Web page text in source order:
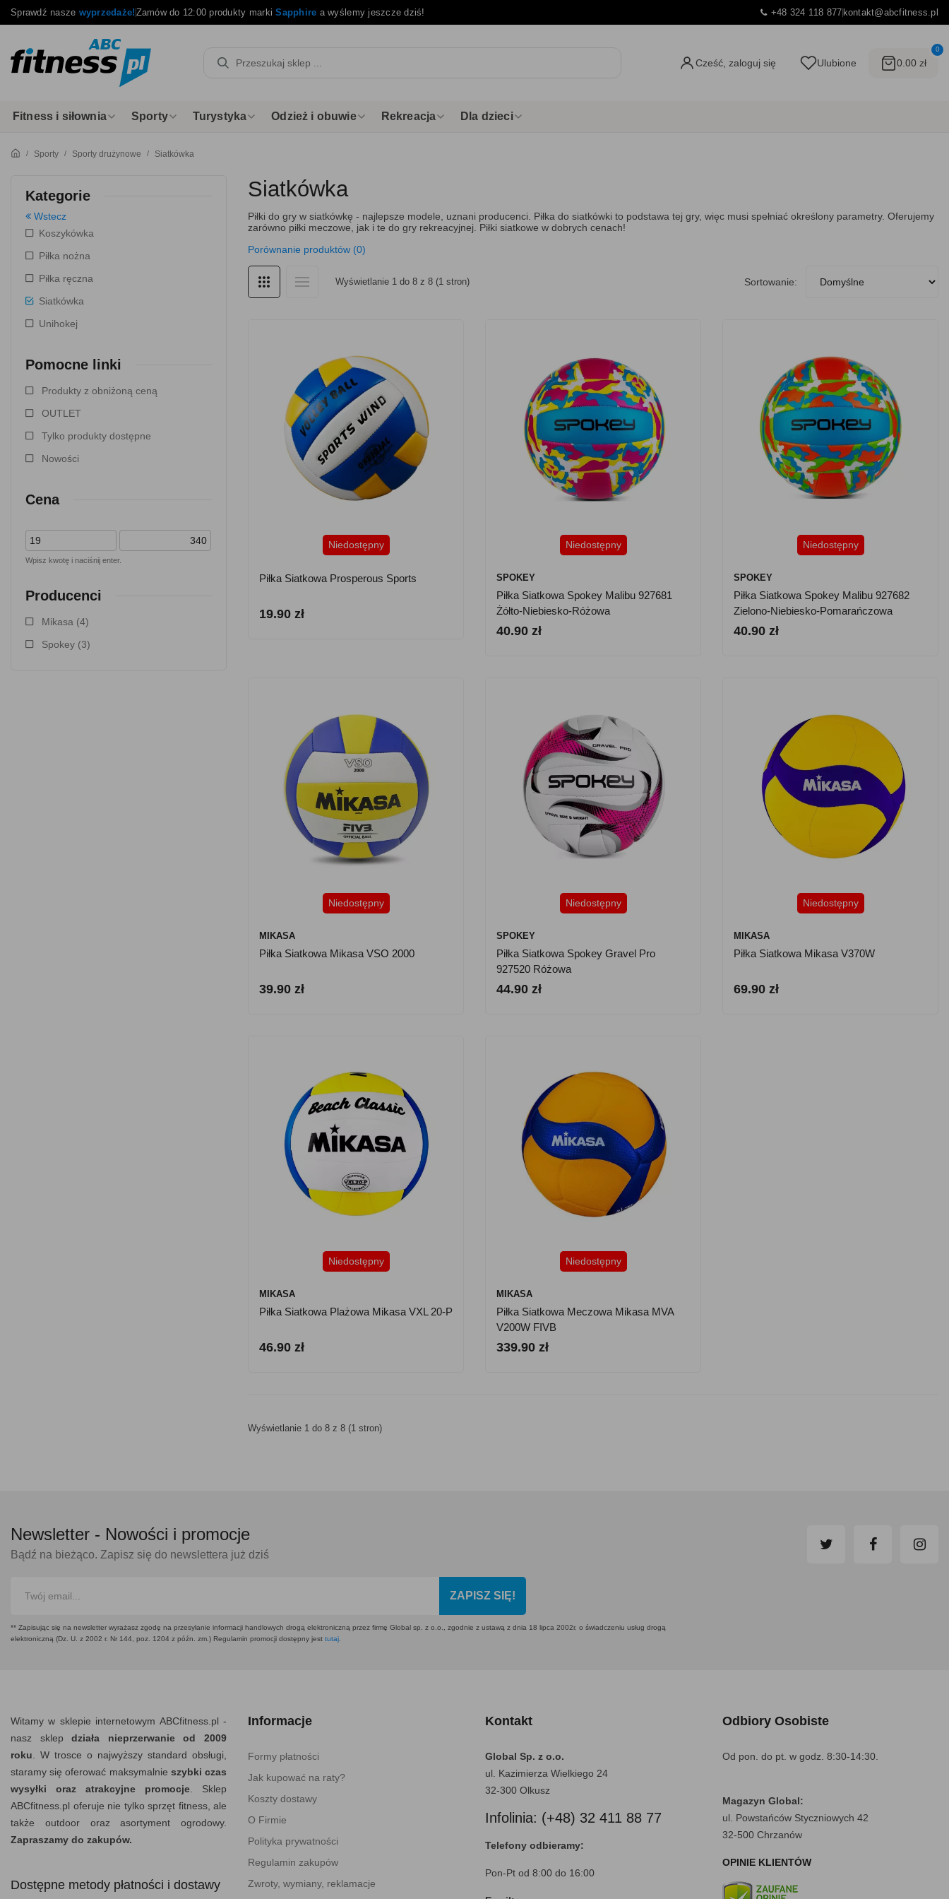
Sprawdź nasze wyprzedaże!Zamów do 12:00 produkty markiSapphire a wyślemy jeszcze dziś! +48 324 118 877kontakt@abcfitness.pl
Cześć, zaloguj się Ulubione
0
0.00 zł
Fitness i siłownia Sporty Turystyka Odzież i obuwie Rekreacja Dla dzieci
Sporty Sporty drużynowe Siatkówka
Kategorie
Wstecz
Koszykówka
Piłka nożna
Piłka ręczna
Siatkówka
Unihokej
Pomocne linki
Produkty z obniżoną ceną
OUTLET
Tylko produkty dostępne
Nowości
Cena
Wpisz kwotę i naciśnij enter.
Producenci
Mikasa (4)
Spokey (3)
Siatkówka
Piłki do gry w siatkówkę - najlepsze modele, uznani producenci. Piłka do siatkówki to podstawa tej gry, więc musi spełniać określony parametry. Oferujemy
zarówno piłki meczowe, jak i te do gry rekreacyjnej. Piłki siatkowe w dobrych cenach!
Porównanie produktów (0)
Wyświetlanie 1 do 8 z 8 (1 stron) Sortowanie:
Niedostępny
Piłka Siatkowa Prosperous Sports
19.90 zł
Niedostępny
SPOKEY
Piłka Siatkowa Spokey Malibu 927681
Żółto-Niebiesko-Różowa
40.90 zł
Niedostępny
SPOKEY
Piłka Siatkowa Spokey Malibu 927682
Zielono-Niebiesko-Pomarańczowa
40.90 zł
Niedostępny
MIKASA
Piłka Siatkowa Mikasa VSO 2000
39.90 zł
Niedostępny
SPOKEY
Piłka Siatkowa Spokey Gravel Pro
927520 Różowa
44.90 zł
Niedostępny
MIKASA
Piłka Siatkowa Mikasa V370W
69.90 zł
Niedostępny
MIKASA
Piłka Siatkowa Plażowa Mikasa VXL 20-P
46.90 zł
Niedostępny
MIKASA
Piłka Siatkowa Meczowa Mikasa MVA
V200W FIVB
339.90 zł
Wyświetlanie 1 do 8 z 8 (1 stron)
Newsletter - Nowości i promocje
Bądź na bieżąco. Zapisz się do newslettera już dziś
ZAPISZ SIĘ!
** Zapisując się na newsletter wyrażasz zgodę na przesyłanie informacji handlowych drogą elektroniczną przez firmę Global sp. z o.o., zgodnie z ustawą z dnia 18 lipca 2002r. o świadczeniu usług drogą
elektroniczną (Dz. U. z 2002 r. Nr 144, poz. 1204 z późn. zm.) Regulamin promocji dostępny jest tutaj
Witamy w sklepie internetowym ABCfitness.pl -
nasz sklepdziała nieprzerwanie od 2009
roku . W trosce o najwyższy standard obsługi,
staramy się oferować maksymalnie szybki czas
wysyłki oraz atrakcyjne promocje . Sklep
ABCfitness.pl oferuje nie tylko sprzęt fitness, ale
także outdoor oraz asortyment ogrodowy.
Zapraszamy do zakupów.
Dostępne metody płatności i dostawy
Informacje
Formy płatności
Jak kupować na raty?
Koszty dostawy
O Firmie
Polityka prywatności
Regulamin zakupów
Zwroty, wymiany, reklamacje
Kontakt
Global Sp. z o.o.
ul. Kazimierza Wielkiego 24
32-300 Olkusz
Infolinia: (+48) 32 411 88 77
Telefony odbieramy:
Pon-Pt od 8:00 do 16:00
Odbiory Osobiste
Od pon. do pt. w godz. 8:30-14:30.
Magazyn Global:
ul. Powstańców Styczniowych 42
32-500 Chrzanów
OPINIE KLIENTÓW